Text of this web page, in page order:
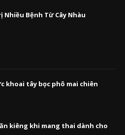
Nhiều Bệnh Từ Cây Nhàu
khoai tây bọc phô mai chiên
kiêng khi mang thai dành cho